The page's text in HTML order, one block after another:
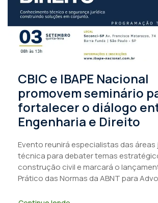
CBIC e IBAPE Nacional
promovem seminário
fortalecer o diálogo
Engenharia e Direito
Evento reunirá especialistas das áreas
técnica para debater temas
construção civil e marcará o
Prático das Normas da ABNT para